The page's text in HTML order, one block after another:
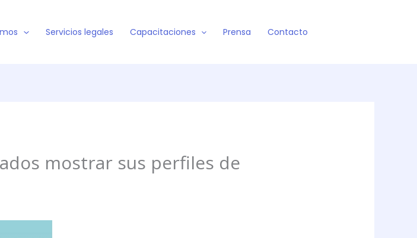
Servicios legales Capacitaciones Prensa Contacto
mostrar sus perfiles de